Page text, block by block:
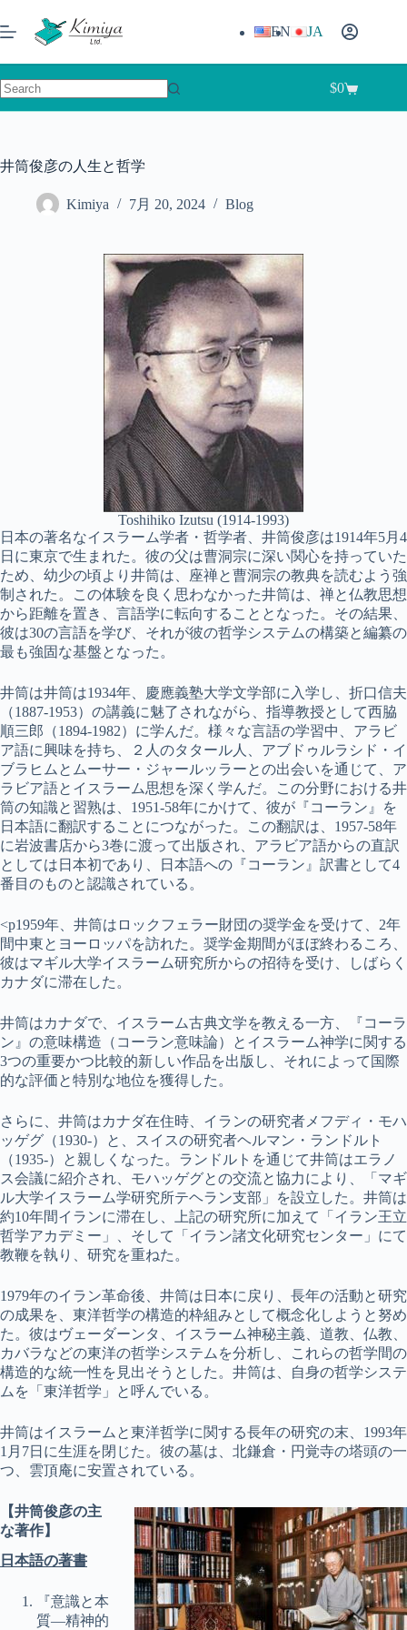
ン
ン
ツ
へ
ッ
EN JA
し
シ
ョ
$0
井筒俊彦の人生と哲学
Kimiya 7月 20, 2024 Blog
Toshihiko Izutsu (1914-1993)
日本の著名なイスラーム学者・哲学者、井筒俊彦は1914年5月4
日に東京で生まれた。彼の父は曹洞宗に深い関心を持っていた
ため、幼少の頃より井筒は、座禅と曹洞宗の教典を読むよう強
制された。この体験を良く思わなかった井筒は、禅と仏教思想
から距離を置き、言語学に転向することとなった。その結果、
彼は30の言語を学び、それが彼の哲学システムの構築と編纂の
最も強固な基盤となった。
井筒は井筒は1934年、慶應義塾大学文学部に入学し、折口信夫
（1887-1953）の講義に魅了されながら、指導教授として西脇
順三郎（1894-1982）に学んだ。様々な言語の学習中、アラビ
ア語に興味を持ち、２人のタタール人、アブドゥルラシド・イ
ブラヒムとムーサー・ジャールッラーとの出会いを通じて、ア
ラビア語とイスラーム思想を深く学んだ。この分野における井
筒の知識と習熟は、1951-58年にかけて、彼が『コーラン』を
日本語に翻訳することにつながった。この翻訳は、1957-58年
に岩波書店から3巻に渡って出版され、アラビア語からの直訳
としては日本初であり、日本語への『コーラン』訳書として4
番目のものと認識されている。
<p1959年、井筒はロックフェラー財団の奨学金を受けて、2年
間中東とヨーロッパを訪れた。奨学金期間がほぼ終わるころ、
彼はマギル大学イスラーム研究所からの招待を受け、しばらく
カナダに滞在した。
井筒はカナダで、イスラーム古典文学を教える一方、『コーラ
ン』の意味構造（コーラン意味論）とイスラーム神学に関する
3つの重要かつ比較的新しい作品を出版し、それによって国際
的な評価と特別な地位を獲得した。
さらに、井筒はカナダ在住時、イランの研究者メフディ・モハ
ッゲグ（1930-）と、スイスの研究者ヘルマン・ランドルト
（1935-）と親しくなった。ランドルトを通じて井筒はエラノ
ス会議に紹介され、モハッゲグとの交流と協力により、「マギ
ル大学イスラーム学研究所テヘラン支部」を設立した。井筒は
約10年間イランに滞在し、上記の研究所に加えて「イラン王立
哲学アカデミー」、そして「イラン諸文化研究センター」にて
教鞭を執り、研究を重ねた。
1979年のイラン革命後、井筒は日本に戻り、長年の活動と研究
の成果を、東洋哲学の構造的枠組みとして概念化しようと努め
た。彼はヴェーダーンタ、イスラーム神秘主義、道教、仏教、
カバラなどの東洋の哲学システムを分析し、これらの哲学間の
構造的な統一性を見出そうとした。井筒は、自身の哲学システ
ムを「東洋哲学」と呼んでいる。
井筒はイスラームと東洋哲学に関する長年の研究の末、1993年
1月7日に生涯を閉じた。彼の墓は、北鎌倉・円覚寺の塔頭の一
つ、雲頂庵に安置されている。
【井筒俊彦の主
な著作】
日本語の著書
『意識と本
質―精神的